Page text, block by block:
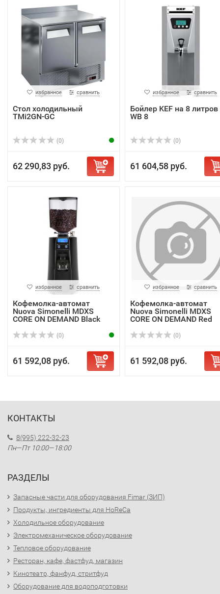
избранное сравнить
Стол холодильный
TMi2GN-GC
(0)
62 290,83 руб.
избранное сравнить
Бойлер KEF на 8 литров
WB 8
(0)
61 604,58 руб.
избранное сравнить
Кофемолка-автомат
Nuova Simonelli MDXS
CORE ON DEMAND Black
(0)
61 592,08 руб.
избранное сравнить
Кофемолка-автомат
Nuova Simonelli MDXS
CORE ON DEMAND Red
(0)
61 592,08 руб.
КОНТАКТЫ
8(995) 222-32-23
Пн—Пт 10:00—18:00
РАЗДЕЛЫ
Запасные части для оборудования Fimar (ЗИП)
Продукты, ингредиенты для HoReCa
Холодильное оборудование
Электромеханическое оборудование
Тепловое оборудование
Ресторан, кафе, фастфуд, магазин
Кинотеатр, фанфуд, стритфуд
Оборудование для водоподготовки